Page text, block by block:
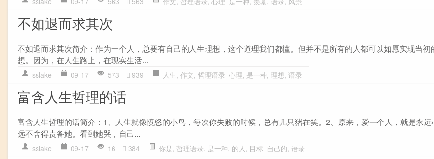
不如退而求其次
不如退而求其次简介：作为一个人，总要有自己的人生理想，这个道理我们都懂。但并不是所有的人都可以如愿实现当初
想。因为，在人生路上，在现实生活...
sslake 09-17 573 939 人生, 作文, 哲理语录, 心理, 是一种, 理想, 语录
富含人生哲理的话
富含人生哲理的话简介：1、人生就像愤怒的小鸟，每次你失败的时候，总有几只猪在笑。2、原来，爱一个人，就是永远
远不舍得责备她。看到她哭，自己...
sslake 09-17 16 384 你是, 哲理语录, 是一种, 的人 , 目标, 自己的, 语录